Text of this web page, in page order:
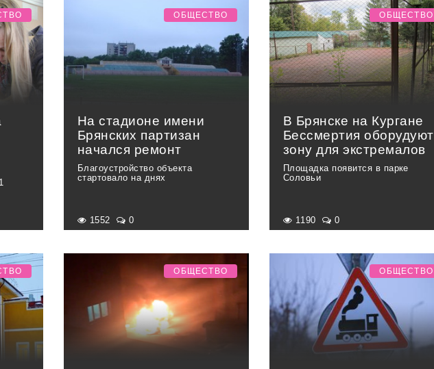
На стадионе имени
Брянских партизан
начался ремонт
Благоустройство объекта
стартовало на днях
ОБЩЕСТВО
1552 0
В Брянске на Кургане
Бессмертия оборудуют
зону для экстремалов
Площадка появится в парке
Соловьи
ОБЩЕСТВО
1190 0
ОБЩЕСТВО ОБЩЕСТВО